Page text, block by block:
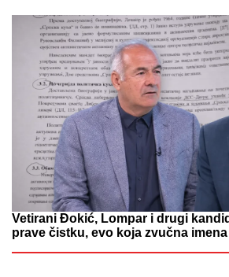
Vetirani Đokić, Lompar i drugi
prave čistku, evo koja zvučna